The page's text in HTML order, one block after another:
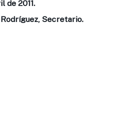
de 2011.
Secretario.